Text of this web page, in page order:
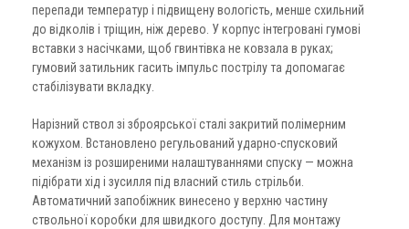
перепади температур і підвищену вологість, менше схильний
до відколів і тріщин, ніж дерево. У корпус інтегровані гумові
вставки з насічками, щоб гвинтівка не ковзала в руках;
гумовий затильник гасить імпульс пострілу та допомагає
стабілізувати вкладку.
Нарізний ствол зі зброярської сталі закритий полімерним
кожухом. Встановлено регульований ударно-спусковий
механізм із розширеними налаштуваннями спуску — можна
підібрати хід і зусилля під власний стиль стрільби.
Автоматичний запобіжник винесено у верхню частину
ствольної коробки для швидкого доступу. Для монтажу